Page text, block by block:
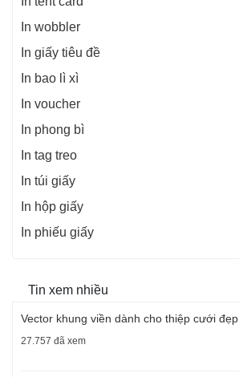
In wobbler
In giấy tiêu đề
In bao lì xì
In voucher
In phong bì
In tag treo
In túi giấy
In hộp giấy
In phiếu giấy
Tin xem nhiều
Vector khung viền dành cho thiệp cưới đẹp
27.757 đã xem